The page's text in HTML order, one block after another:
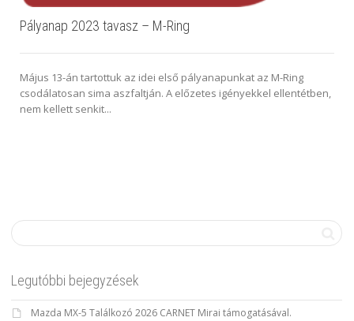
Pályanap 2023 tavasz – M-Ring
Május 13-án tartottuk az idei első pályanapunkat az M-Ring
csodálatosan sima aszfaltján. A előzetes igényekkel ellentétben,
nem kellett senkit...
Legutóbbi bejegyzések
Mazda MX-5 Találkozó 2026 CARNET Mirai támogatásával.